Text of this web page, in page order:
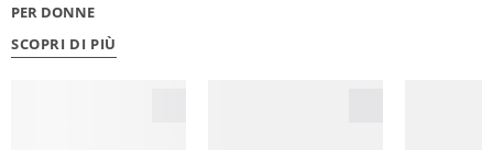
PER DONNE
SCOPRI DI PIÙ